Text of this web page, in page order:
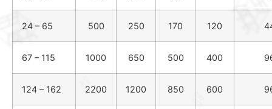
24 – 65 500 250 170 120
67 – 115 1000 650 500 400
124 – 162 2200 1200 850 600